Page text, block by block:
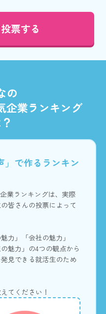
票する
の
企業ランキング
」で作るランキン
業ランキングは、実際
皆さんの投票によって
力」「会社の魅力」
魅力」の4つの観点から
見できる就活生のため
てください！